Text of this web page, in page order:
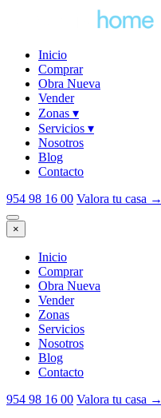
Inicio
Comprar
Obra Nueva
Vender
Zonas ▾
Servicios ▾
Nosotros
Blog
Contacto
954 98 16 00 Valora tu casa →
×
Inicio
Comprar
Obra Nueva
Vender
Zonas
Servicios
Nosotros
Blog
Contacto
954 98 16 00 Valora tu casa →